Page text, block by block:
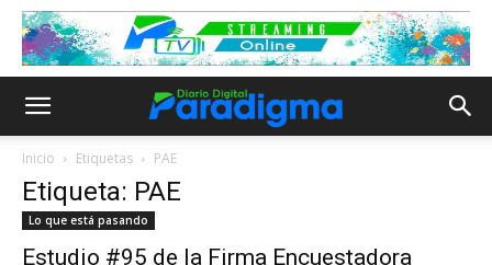
Inicio Etiquetas PAE
Etiqueta: PAE
Lo que está pasando
Estudio #95 de la Firma Encuestadora